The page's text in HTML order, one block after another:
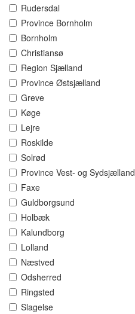
Rudersdal
Province Bornholm
Bornholm
Christiansø
Region Sjælland
Province Østsjælland
Greve
Køge
Lejre
Roskilde
Solrød
Province Vest- og Sydsjælland
Faxe
Guldborgsund
Holbæk
Kalundborg
Lolland
Næstved
Odsherred
Ringsted
Slagelse